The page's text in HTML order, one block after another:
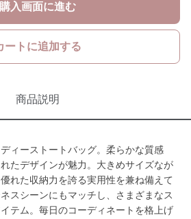
購入画面に進む
ートに追加する
商品説明
ィーストートバッグ。柔らかな質感
たデザインが魅力。大きめサイズなが
れた収納力を誇る実用性を兼ね備えて
スシーンにもマッチし、さまざまなス
テム。毎日のコーディネートを格上げ